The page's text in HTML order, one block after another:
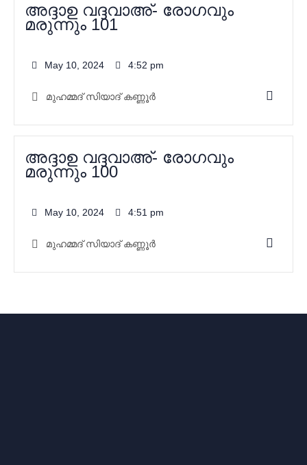
അദ്ദാഉ വദ്ദവാഅ്- രോഗവും
മരുന്നും 101
May 10, 2024 4:52 pm
മുഹമ്മദ്‌ സിയാദ് കണ്ണൂർ
അദ്ദാഉ വദ്ദവാഅ്- രോഗവും
മരുന്നും 100
May 10, 2024 4:51 pm
മുഹമ്മദ്‌ സിയാദ് കണ്ണൂർ